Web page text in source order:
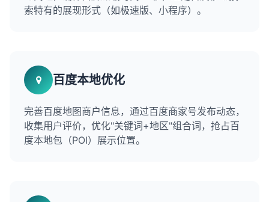
索特有的展现形式（如极速版、小程序）。
百度本地优化
完善百度地图商户信息，通过百度商家号发布动态，
收集用户评价，优化"关键词+地区"组合词，抢占百
度本地包（POI）展示位置。